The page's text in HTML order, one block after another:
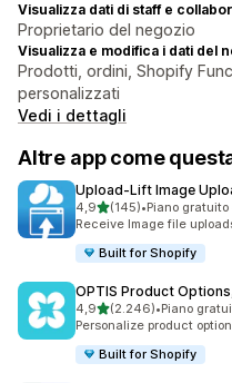
Visualizza dati di staff e
Proprietario del negozio
Visualizza e modifica i dati del
Prodotti, ordini, Shopify
personalizzati
Vedi i dettagli
Altre app come
Upload‑Lift Image
4,9stelle su 5
(145)
145 recensioni totali
•Piano
Receive Image file
Built for Shopify
OPTIS Product
4,9stelle su 5
(2.246)
2246 recensioni totali
•Piano
Personalize product
Built for Shopify